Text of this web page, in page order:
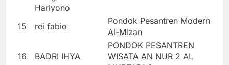
Hariyono
15 rei fabio
Pondok Pesantren Modern
Al-Mizan
16 BADRI IHYA
PONDOK PESANTREN
WISATA AN NUR 2 AL